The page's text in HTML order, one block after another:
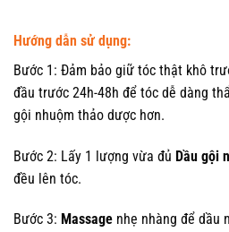
Hướng dẫn sử dụng:
Bước 1: Đảm bảo giữ tóc thật khô
đầu trước 24h-48h để tóc dễ dàng
gội nhuộm thảo dược hơn.
Bước 2: Lấy 1 lượng vừa đủ Dầu gội
đều lên tóc.
Bước 3: Massage nhẹ nhàng để dầu